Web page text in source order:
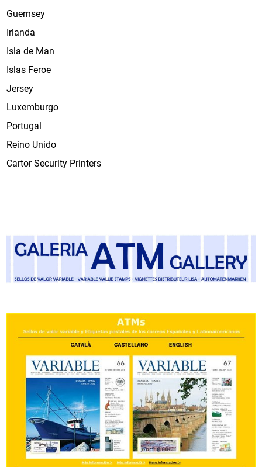
Guernsey
Irlanda
Isla de Man
Islas Feroe
Jersey
Luxemburgo
Portugal
Reino Unido
Cartor Security Printers